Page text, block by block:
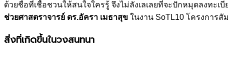
ด้วยชื่อที่เชื้อชวนให้สนใจใครรู้ จึงไม่ลังเลเลยที่จะปักหมุดลงทะเบี
ช่วยศาสตราจารย์ ดร.อัครา เมธาสุข ในงาน SoTL10 โครงการ
สิ่งที่เกิดขึ้นในวงสนทนา